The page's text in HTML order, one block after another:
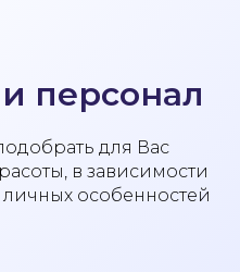
персонал
для Вас
в зависимости
личных особенностей